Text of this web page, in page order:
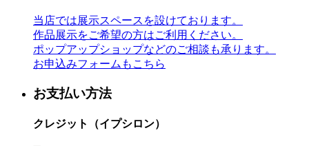
当店では展示スペースを設けております。
作品展示をご希望の方はご利用ください。
ポップアップショップなどのご相談も承ります。
お申込みフォームもこちら
お支払い方法
クレジット（イプシロン）